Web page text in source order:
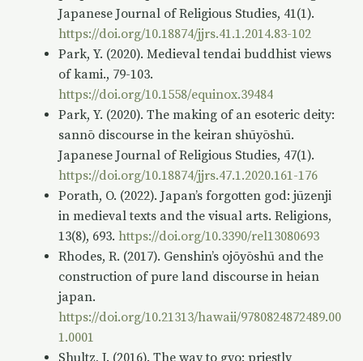
Japanese Journal of Religious Studies, 41(1).
https://doi.org/10.18874/jjrs.41.1.2014.83-102
Park, Y. (2020). Medieval tendai buddhist views
of kami., 79-103.
https://doi.org/10.1558/equinox.39484
Park, Y. (2020). The making of an esoteric deity:
sannō discourse in the keiran shūyōshū.
Japanese Journal of Religious Studies, 47(1).
https://doi.org/10.18874/jjrs.47.1.2020.161-176
Porath, O. (2022). Japan’s forgotten god: jūzenji
in medieval texts and the visual arts. Religions,
13(8), 693. https://doi.org/10.3390/rel13080693
Rhodes, R. (2017). Genshin’s ojōyōshū and the
construction of pure land discourse in heian
japan.
https://doi.org/10.21313/hawaii/9780824872489.00
1.0001